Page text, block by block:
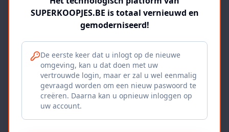
Iepers Kwartier
Ieper, BE
SUPERKOOPJES.BE is totaal vernieuwd en
gemoderniseerd!
De eerste keer dat u inlogt op de nieuwe
omgeving, kan u dat doen met uw
vertrouwde login, maar er zal u wel eenmalig
gevraagd worden om een nieuw paswoord te
creëren. Daarna kan u opnieuw inloggen op
uw account.